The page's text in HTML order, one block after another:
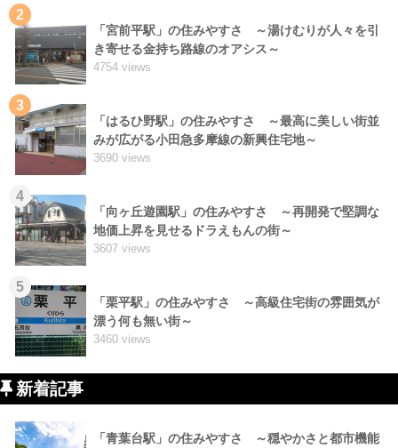
2
「宮前平駅」の住みやすさ ～湯けむりが人々を引
き寄せる金持ち路線のオアシス～
4754 views
3
「はるひ野駅」の住みやすさ ～最高に美しい街並
みが広がる小田急多摩線の新興住宅地～
3690 views
4
「向ヶ丘遊園駅」の住みやすさ ～再開発で堅調な
地価上昇を見せるドラえもんの街～
3607 views
5
「栗平駅」の住みやすさ ～高級住宅街の雰囲気が
漂う何も無い街～
3460 views
新着記事
「青葉台駅」の住みやすさ ～穏やかさと都市機能